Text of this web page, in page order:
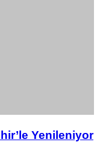
Yenileniyor